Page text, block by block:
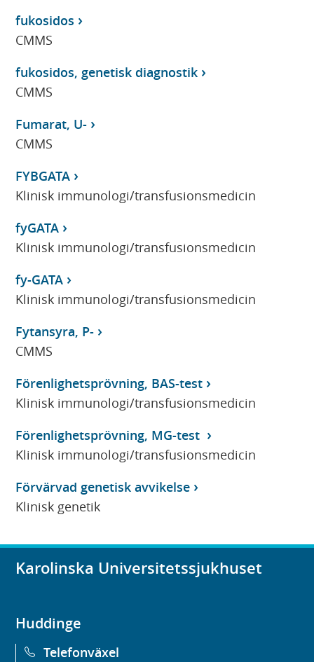
fukosidos
CMMS
fukosidos, genetisk diagnostik
CMMS
Fumarat, U-
CMMS
FYBGATA
Klinisk immunologi/transfusionsmedicin
fyGATA
Klinisk immunologi/transfusionsmedicin
fy-GATA
Klinisk immunologi/transfusionsmedicin
Fytansyra, P-
CMMS
Förenlighetsprövning, BAS-test
Klinisk immunologi/transfusionsmedicin
Förenlighetsprövning, MG-test
Klinisk immunologi/transfusionsmedicin
Förvärvad genetisk avvikelse
Klinisk genetik
Karolinska Universitetssjukhuset
Huddinge
Telefonväxel